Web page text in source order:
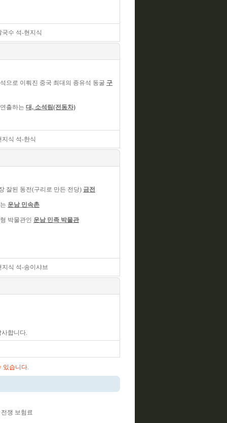
수 석-현지식
으로 이뤄진 중국 최대의 종유석 동굴 구
출하는 대, 소석림(전동차)
식 석-한식
잘된 동전(구리로 만든 전당) 금전
운남 민속촌
박물관인 운남 민족 박물관
식 석-송이샤브
합니다.
있습니다.
쟁 보험료